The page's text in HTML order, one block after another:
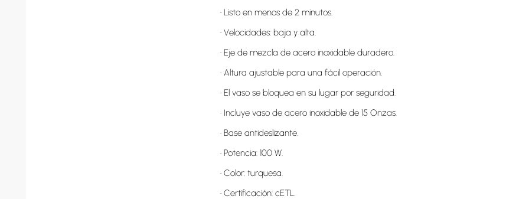
• Listo en menos de 2 minutos.
• Velocidades: baja y alta.
• Eje de mezcla de acero inoxidable duradero.
• Altura ajustable para una fácil operación.
• El vaso se bloquea en su lugar por seguridad.
• Incluye vaso de acero inoxidable de 15 Onzas.
• Base antideslizante.
• Potencia: 100 W.
• Color: turquesa.
• Certificación: cETL.